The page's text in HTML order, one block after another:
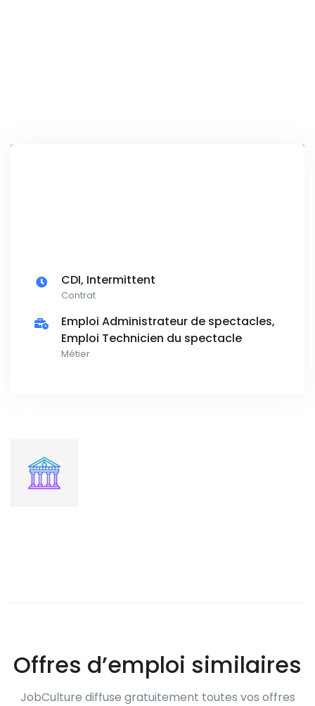
CDI, Intermittent
Contrat
Emploi Administrateur de spectacles,
Emploi Technicien du spectacle
Métier
Offres d’emploi similaires
JobCulture diffuse gratuitement toutes vos offres